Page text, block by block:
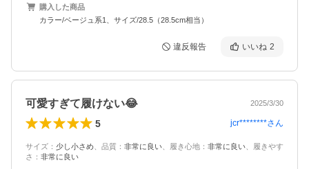
購入した商品
カラー/ベージュ系1、サイズ/28.5（28.5cm相当）
違反報告 いいね 2
可愛すぎて履けない😂 2025/3/30
5 jcr********さん
サイズ ： 少し小さめ 品質 ： 非常に良い 履き心地 ： 非常に良い
履きやす
さ ： 非常に良い